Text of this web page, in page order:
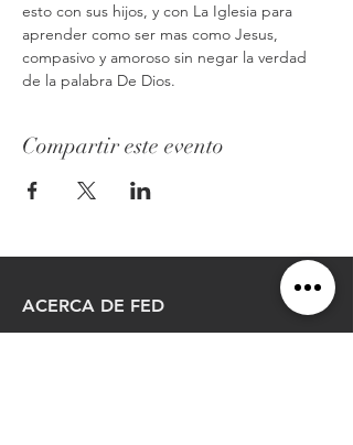
esto con sus hijos, y con La Iglesia para
aprender como ser mas como Jesus,
compasivo y amoroso sin negar la verdad
de la palabra De Dios.
Compartir este evento
ACERCA DE FED